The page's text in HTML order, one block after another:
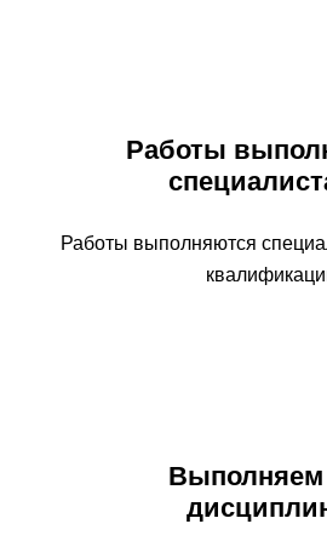
Работы
Работы выполняются
Выполняем